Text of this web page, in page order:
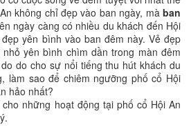
không chỉ đẹp vào ban ngày, mà ban
ngày càng có nhiều du khách đến Hội
yên bình vào ban đêm này. Vẻ đẹp
yên bình chìm dần trong màn đêm
do cho sự nổi tiếng thu hút khách du
làm sao để chiêm ngưỡng phố cổ Hội
hảo nhất?
những hoạt động tại phố cổ Hội An